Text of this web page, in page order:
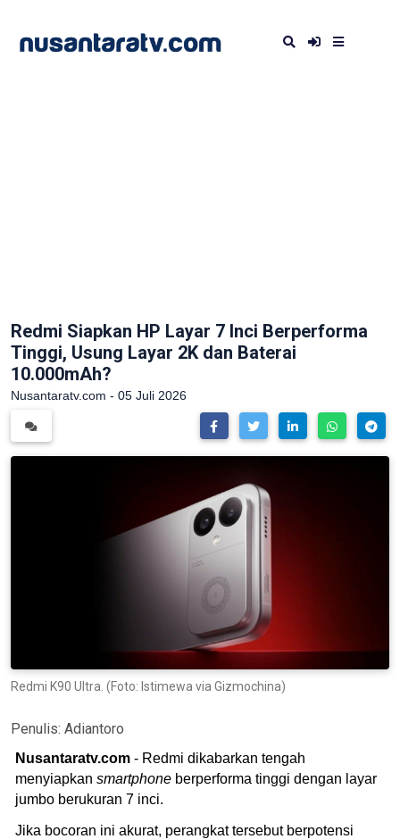
Redmi Siapkan HP Layar 7 Inci Berperforma
Tinggi, Usung Layar 2K dan Baterai
10.000mAh?
Nusantaratv.com - 05 Juli 2026
Redmi K90 Ultra. (Foto: Istimewa via Gizmochina)
Penulis: Adiantoro
Nusantaratv.com - Redmi dikabarkan tengah
menyiapkan smartphone berperforma tinggi dengan layar
jumbo berukuran 7 inci.
Jika bocoran ini akurat, perangkat tersebut berpotensi